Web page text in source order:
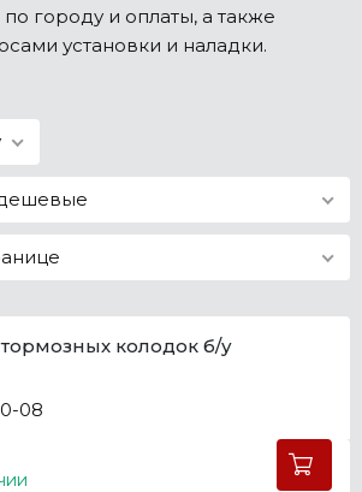
городу и оплаты, а также
установки и наладки.
колодок б/у
08